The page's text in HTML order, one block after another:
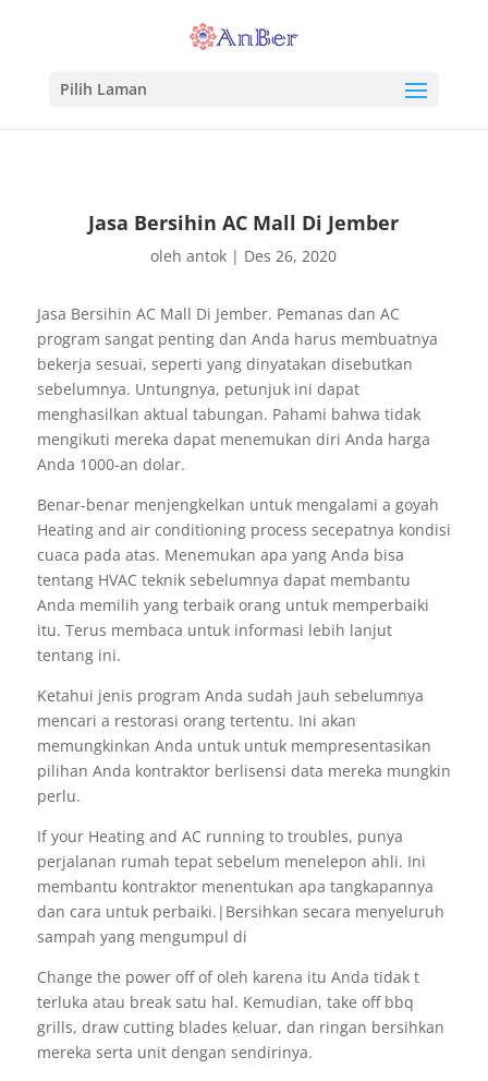
Pilih Laman
Jasa Bersihin AC Mall Di Jember
olehantok | Des 26, 2020
Jasa Bersihin AC Mall Di Jember. Pemanas dan AC
program sangat penting dan Anda harus membuatnya
bekerja sesuai, seperti yang dinyatakan disebutkan
sebelumnya. Untungnya, petunjuk ini dapat
menghasilkan aktual tabungan. Pahami bahwa tidak
mengikuti mereka dapat menemukan diri Anda harga
Anda 1000-an dolar.
Benar-benar menjengkelkan untuk mengalami a goyah
Heating and air conditioning process secepatnya kondisi
cuaca pada atas. Menemukan apa yang Anda bisa
tentang HVAC teknik sebelumnya dapat membantu
Anda memilih yang terbaik orang untuk memperbaiki
itu. Terus membaca untuk informasi lebih lanjut
tentang ini.
Ketahui jenis program Anda sudah jauh sebelumnya
mencari a restorasi orang tertentu. Ini akan
memungkinkan Anda untuk untuk mempresentasikan
pilihan Anda kontraktor berlisensi data mereka mungkin
perlu.
If your Heating and AC running to troubles, punya
perjalanan rumah tepat sebelum menelepon ahli. Ini
membantu kontraktor menentukan apa tangkapannya
dan cara untuk perbaiki.|Bersihkan secara menyeluruh
sampah yang mengumpul di
Change the power off of oleh karena itu Anda tidak t
terluka atau break satu hal. Kemudian, take off bbq
grills, draw cutting blades keluar, dan ringan bersihkan
mereka serta unit dengan sendirinya.